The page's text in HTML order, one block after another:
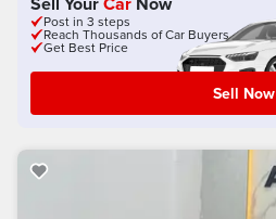
Post in 3 steps
Reach Thousands of Car Buyers
Get Best Price
Sell Now